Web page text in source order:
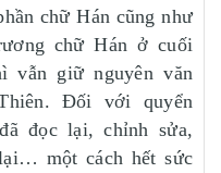
chữ Hán cũng như
chữ Hán ở cuối
vẫn giữ nguyên văn
Đối với quyển
đọc lại, chỉnh sửa,
một cách hết sức